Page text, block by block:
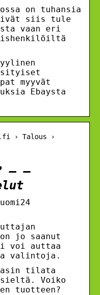
on tuhansia
siis tule
vaan eri
myyvät
Ebaysta
› Talous ›
– –
jo saanut
voi auttaa
valintoja.
tilata
sieltä. Voiko
tuotteen?